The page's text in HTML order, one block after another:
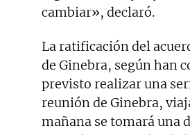
cambiar», declaró.
La ratificación del
de Ginebra, según han
previsto realizar una
reunión de Ginebra,
mañana se tomará una